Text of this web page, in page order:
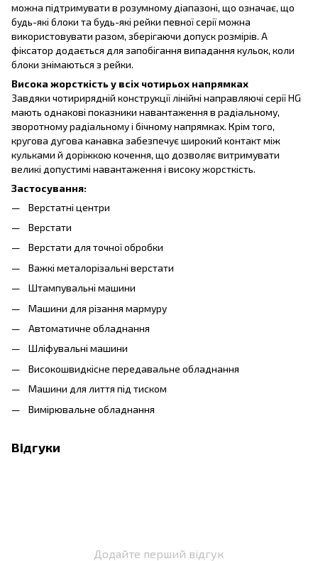
можна підтримувати в розумному діапазоні, що означає, що
будь-які блоки та будь-які рейки певної серії можна
використовувати разом, зберігаючи допуск розмірів. А
фіксатор додається для запобігання випадання кульок, коли
блоки знімаються з рейки.
Висока жорсткість у всіх чотирьох напрямках
Завдяки чотирирядній конструкції лінійні направляючі серії HG
мають однакові показники навантаження в радіальному,
зворотному радіальному і бічному напрямках. Крім того,
кругова дугова канавка забезпечує широкий контакт між
кульками й доріжкою кочення, що дозволяє витримувати
великі допустимі навантаження і високу жорсткість.
Застосування:
Верстатні центри
Верстати
Верстати для точної обробки
Важкі металорізальні верстати
Штампувальні машини
Машини для різання мармуру
Автоматичне обладнання
Шліфувальні машини
Високошвидкісне передавальне обладнання
Машини для лиття під тиском
Вимірювальне обладнання
Відгуки
Додайте перший відгук